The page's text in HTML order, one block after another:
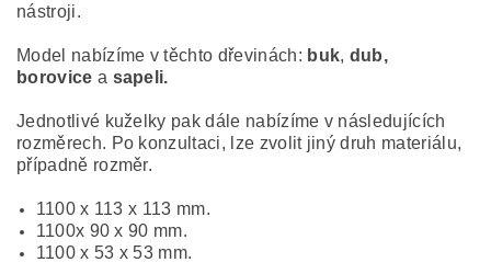
nástroji.
Model nabízíme v těchto dřevinách: buk, dub,
borovice a sapeli.
Jednotlivé kuželky pak dále nabízíme v následujících
rozměrech. Po konzultaci, lze zvolit jiný druh materiálu,
případně rozměr.
1100 x 113 x 113 mm.
1100x 90 x 90 mm.
1100 x 53 x 53 mm.